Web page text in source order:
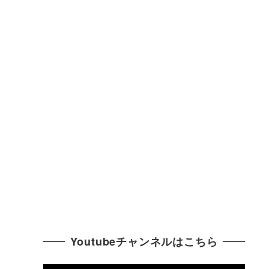
Youtubeチャンネルはこちら